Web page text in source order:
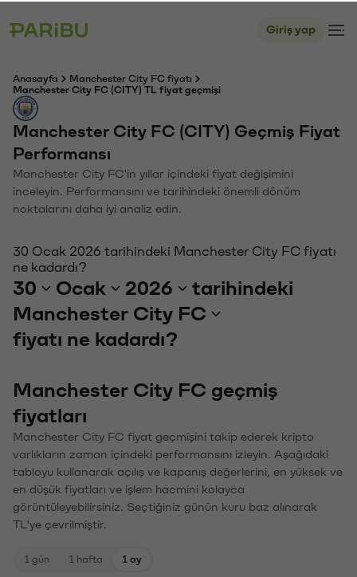
Giriş yap
Anasayfa
Manchester City FC fiyatı
Manchester City FC (CITY) TL fiyat geçmişi
Manchester City FC (CITY) Geçmiş Fiyat
Performansı
Manchester City FC'in yıllar içindeki fiyat değişimini
inceleyin. Performansını ve tarihindeki önemli dönüm
noktalarını daha iyi analiz edin.
30 Ocak 2026 tarihindeki Manchester City FC fiyatı
ne kadardı?
30 Ocak 2026
tarihindeki
Manchester City FC
fiyatı ne kadardı?
Manchester City FC geçmiş
fiyatları
Manchester City FC fiyat geçmişini takip ederek kripto
varlıkların zaman içindeki performansını izleyin. Aşağıdaki
tabloyu kullanarak açılış ve kapanış değerlerini, en yüksek ve
en düşük fiyatları ve işlem hacmini kolayca
görüntüleyebilirsiniz. Seçtiğiniz günün kuru baz alınarak
TL'ye çevrilmiştir.
1 gün 1 hafta 1 ay